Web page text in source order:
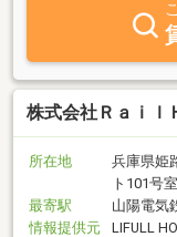
株式会社Ｒａｉｌ
所在地
兵庫県姫
ト101号室
最寄駅
山陽電気
情報提供元
LIFULL